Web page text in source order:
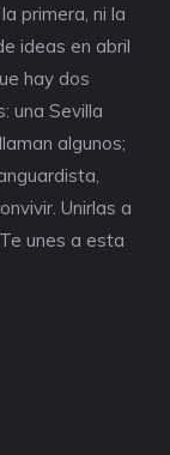
primera, ni la
ideas en abril
hay dos
una Sevilla
algunos;
Unirlas a
unes a esta